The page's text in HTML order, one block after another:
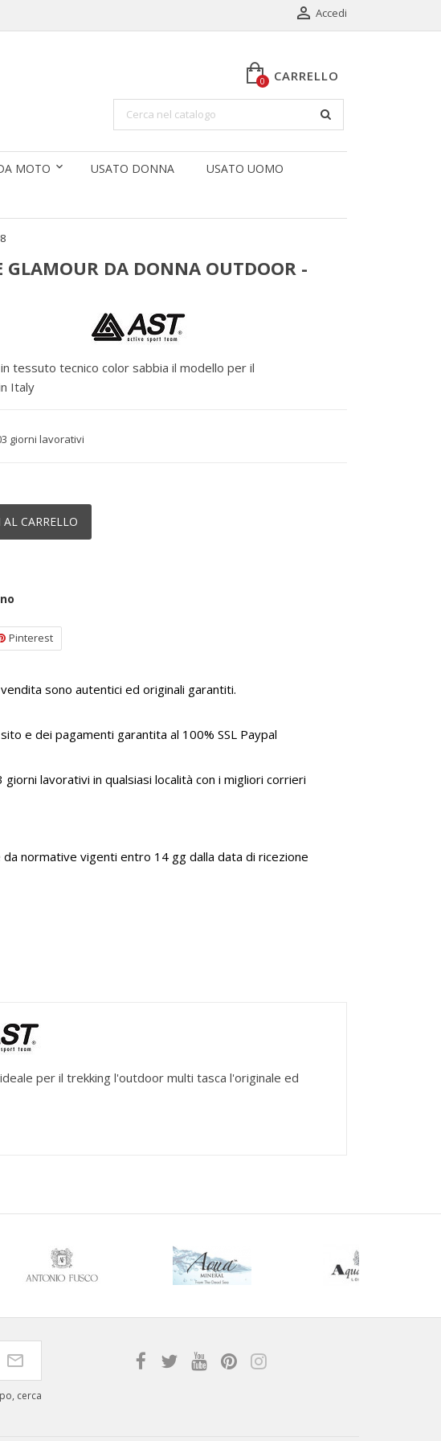
 Accedi
CARRELLO
0
MOTO USATO DONNA USATO UOMO
GLAMOUR DA DONNA OUTDOOR -
tessuto tecnico color sabbia il modello per il
Italy
giorni lavorativi
CARRELLO
Pinterest
sono autentici ed originali garantiti.
e dei pagamenti garantita al 100% SSL Paypal
giorni lavorativi in qualsiasi località con i migliori corrieri
normative vigenti entro 14 gg dalla data di ricezione
per il trekking l'outdoor multi tasca l'originale ed
- Made in Italy
cerca